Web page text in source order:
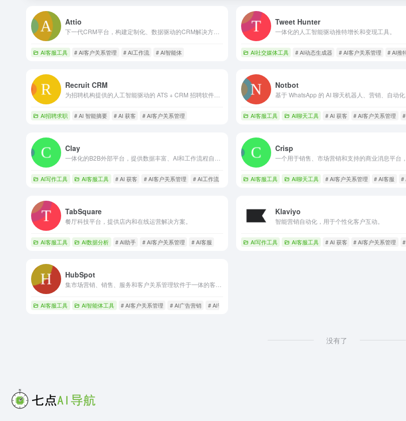
Attio
AI客服工具 # AI客户关系管理 # AI工作流 # AI智能体
Tweet Hunter
一体化的人工智能驱动推特增长和变现工具。
AI社交媒体工具 # AI动态生成器 # AI客户关系管理 # AI推
Recruit CRM
AI招聘求职 # AI 智能摘要 # AI 获客 # AI客户关系管理
Notbot
AI客服工具 AI聊天工具 # AI 获客 # AI客户关系管理
Clay
AI写作工具 AI客服工具 # AI 获客 # AI客户关系管理 # AI工作流
Crisp
AI客服工具 AI聊天工具 # AI客户关系管理 # AI客服 #
TabSquare
餐厅科技平台，提供店内和在线运营解决方案。
AI客服工具 AI数据分析 # AI助手 # AI客户关系管理 # AI客服
Klaviyo
智能营销自动化，用于个性化客户互动。
AI写作工具 AI客服工具 # AI 获客 # AI客户关系管理
HubSpot
AI客服工具 AI智能体工具 # AI客户关系管理 # AI广告营销 # AI智能体
没有了